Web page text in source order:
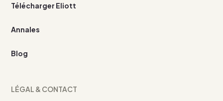
Télécharger Eliott
Annales
Blog
LÉGAL & CONTACT